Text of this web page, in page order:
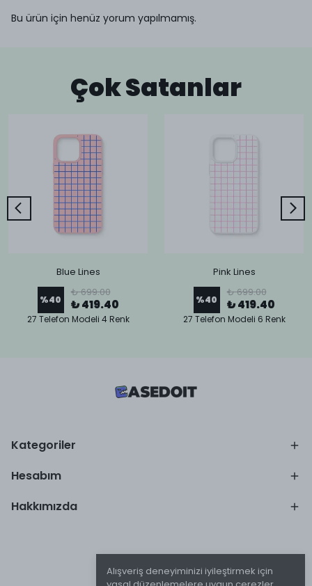
Alışveriş deneyiminizi iyileştirmek için
Bu ürün için henüz yorum yapılmamış.
Çok Satanlar
Blue Lines
%40
₺ 699.00
₺ 419.40
27 Telefon Modeli 4 Renk
Pink Lines
%40
₺ 699.00
₺ 419.40
27 Telefon Modeli 6 Renk
Kategoriler
Hesabım
Hakkımızda